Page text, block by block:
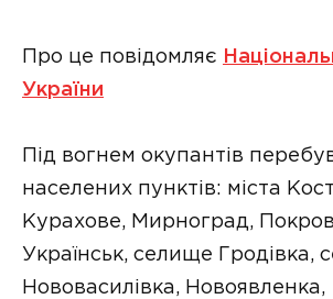
Про це повідомляє
України
Під вогнем окупантів
населених пунктів: міста
Курахове, Мирноград,
Українськ, селище Гродівка,
Нововасилівка, Новоявленка,